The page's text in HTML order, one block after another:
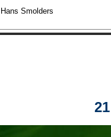
Hans Smolders